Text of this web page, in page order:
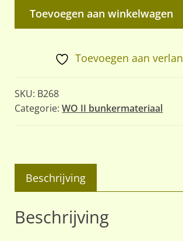
bunker
ventilatie
Toevoegen aan winkelwagen
Toevoegen aan
SKU: B268
Categorie:WO II bunkermateriaal
Beschrijving
Beschrijving